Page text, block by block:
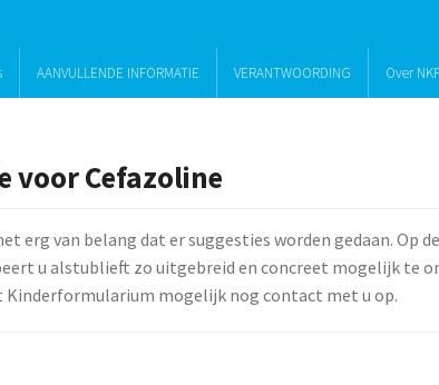
AANVULLENDE INFORMATIE VERANTWOORDING Over
voor Cefazoline
erg van belang dat er suggesties worden gedaan. Op
u alstublieft zo uitgebreid en concreet mogelijk te
mogelijk nog contact met u op.